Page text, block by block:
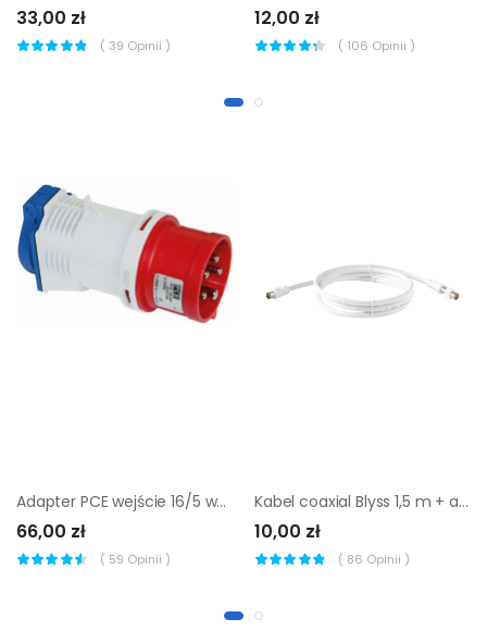
33,00 zł
( 39 Opinii )
12,00 zł
( 106 Opinii )
Adapter PCE wejście 16/5 wyjście GS 230 V IP44
66,00 zł
( 59 Opinii )
Kabel coaxial Blyss 1,5 m + adapter wejście męskie/żeńskie
10,00 zł
( 86 Opinii )